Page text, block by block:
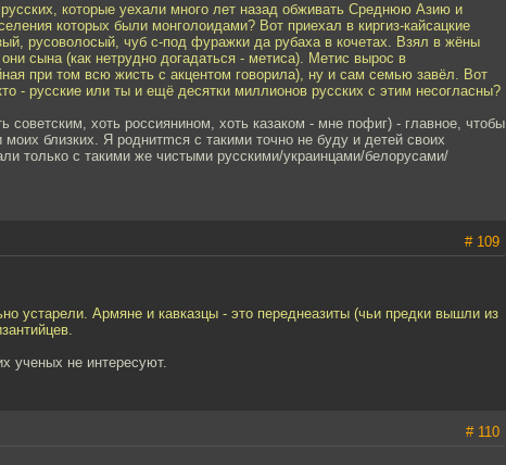
которые уехали много лет назад обживать Среднюю Азию и
которых были монголоидами? Вот приехал в киргиз-кайсацкие
русоволосый, чуб с-под фуражки да рубаха в кочетах. Взял в жёны
сына (как нетрудно догадаться - метиса). Метис вырос в
при том всю жисть с акцентом говорила), ну и сам семью завёл. Вот
- русские или ты и ещё десятки миллионов русских с этим несогласны?
советским, хоть россиянином, хоть казаком - мне пофиг) - главное, чтобы
близких. Я роднитmся с такими точно не буду и детей своих
только с такими же чистыми русскими/украинцами/белорусами/
# 109
устарели. Армяне и кавказцы - это переднеазиты (чьи предки вышли из
ученых не интересуют.
# 110